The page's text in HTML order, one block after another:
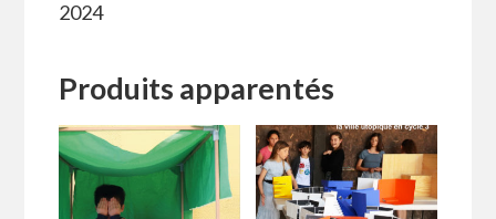
2024
Produits apparentés